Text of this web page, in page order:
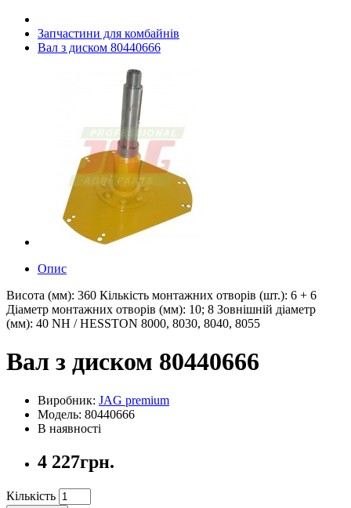
Запчастини для комбайнів
Вал з диском 80440666
Опис
Висота (мм): 360 Кількість монтажних отворів (шт.): 6 + 6
Діаметр монтажних отворів (мм): 10; 8 Зовнішній діаметр
(мм): 40 NH / HESSTON 8000, 8030, 8040, 8055
Вал з диском 80440666
Виробник: JAG premium
Модель: 80440666
В наявності
4 227грн.
Кількість